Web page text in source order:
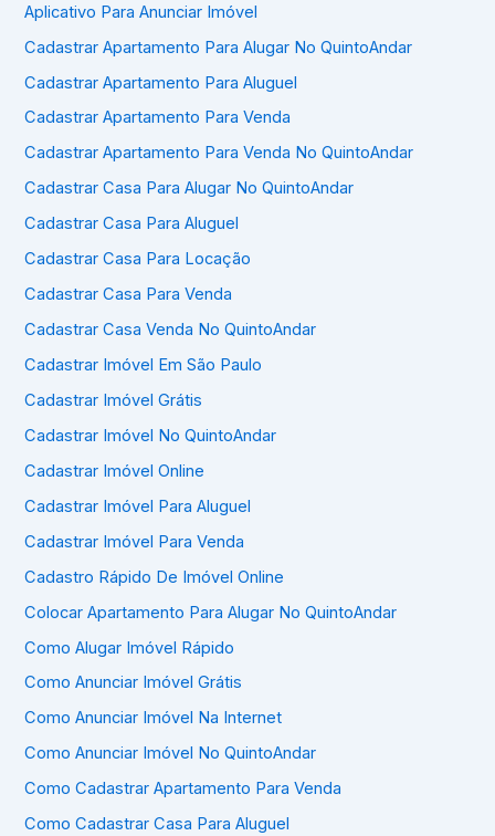
Aplicativo Para Anunciar Imóvel
Cadastrar Apartamento Para Alugar No QuintoAndar
Cadastrar Apartamento Para Aluguel
Cadastrar Apartamento Para Venda
Cadastrar Apartamento Para Venda No QuintoAndar
Cadastrar Casa Para Alugar No QuintoAndar
Cadastrar Casa Para Aluguel
Cadastrar Casa Para Locação
Cadastrar Casa Para Venda
Cadastrar Casa Venda No QuintoAndar
Cadastrar Imóvel Em São Paulo
Cadastrar Imóvel Grátis
Cadastrar Imóvel No QuintoAndar
Cadastrar Imóvel Online
Cadastrar Imóvel Para Aluguel
Cadastrar Imóvel Para Venda
Cadastro Rápido De Imóvel Online
Colocar Apartamento Para Alugar No QuintoAndar
Como Alugar Imóvel Rápido
Como Anunciar Imóvel Grátis
Como Anunciar Imóvel Na Internet
Como Anunciar Imóvel No QuintoAndar
Como Cadastrar Apartamento Para Venda
Como Cadastrar Casa Para Aluguel